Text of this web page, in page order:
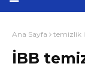
Ana Sayfa temizlik
İBB